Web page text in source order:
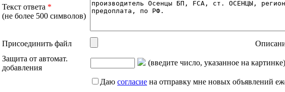
Текст ответа *
(не более 500 символов)
Присоединить файл
Защита от автомат.
добавления
(введите число, указанное на картинке)
Даю согласие на отправку мне новых объявлений